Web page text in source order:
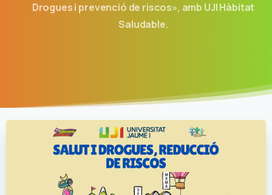
Drogues i prevenció de riscos», amb UJI Hàbitat
Saludable.